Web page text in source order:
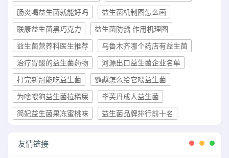
肠炎喝益生菌就能好吗
益生菌机制图怎么画
联康益生菌黑巧克力
益生菌防龋 作用机理图
益生菌营养科医生推荐
乌鲁木齐哪个药店有益生菌
治疗胃酸的益生菌药物
河源出口益生菌企业名单
打完新冠能吃益生菌
鹦鹉怎么给它喂益生菌
为啥喂狗益生菌拉稀屎
毕芙丹成人益生菌
简妃益生菌果冻蜜桃味
益生菌品牌排行前十名
友情链接